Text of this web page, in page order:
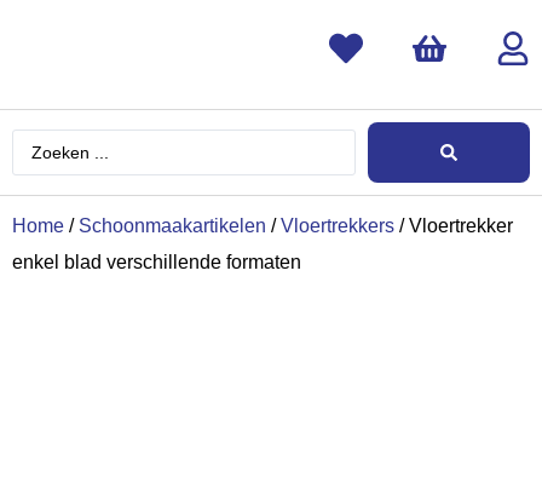
Home / Schoonmaakartikelen /Vloertrekkers / Vloertrekker
enkel blad verschillende formaten